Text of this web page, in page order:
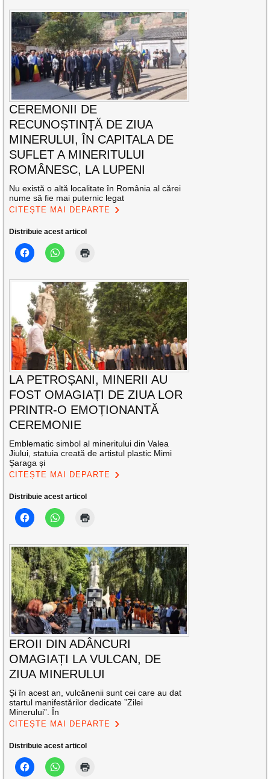
CEREMONII DE
RECUNOȘTINȚĂ DE ZIUA
MINERULUI, ÎN CAPITALA DE
SUFLET A MINERITULUI
ROMÂNESC, LA LUPENI
Nu există o altă localitate în România al cărei
nume să fie mai puternic legat
CITEȘTE MAI DEPARTE
Distribuie acest articol
LA PETROȘANI, MINERII AU
FOST OMAGIAȚI DE ZIUA LOR
PRINTR-O EMOȚIONANTĂ
CEREMONIE
Emblematic simbol al mineritului din Valea
Jiului, statuia creată de artistul plastic Mimi
Șaraga și
CITEȘTE MAI DEPARTE
Distribuie acest articol
EROII DIN ADÂNCURI
OMAGIAȚI LA VULCAN, DE
ZIUA MINERULUI
Și în acest an, vulcănenii sunt cei care au dat
startul manifestărilor dedicate ”Zilei
Minerului”. În
CITEȘTE MAI DEPARTE
Distribuie acest articol